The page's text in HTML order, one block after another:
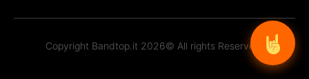
Copyright Bandtop.it 2026© All rights Reserved.